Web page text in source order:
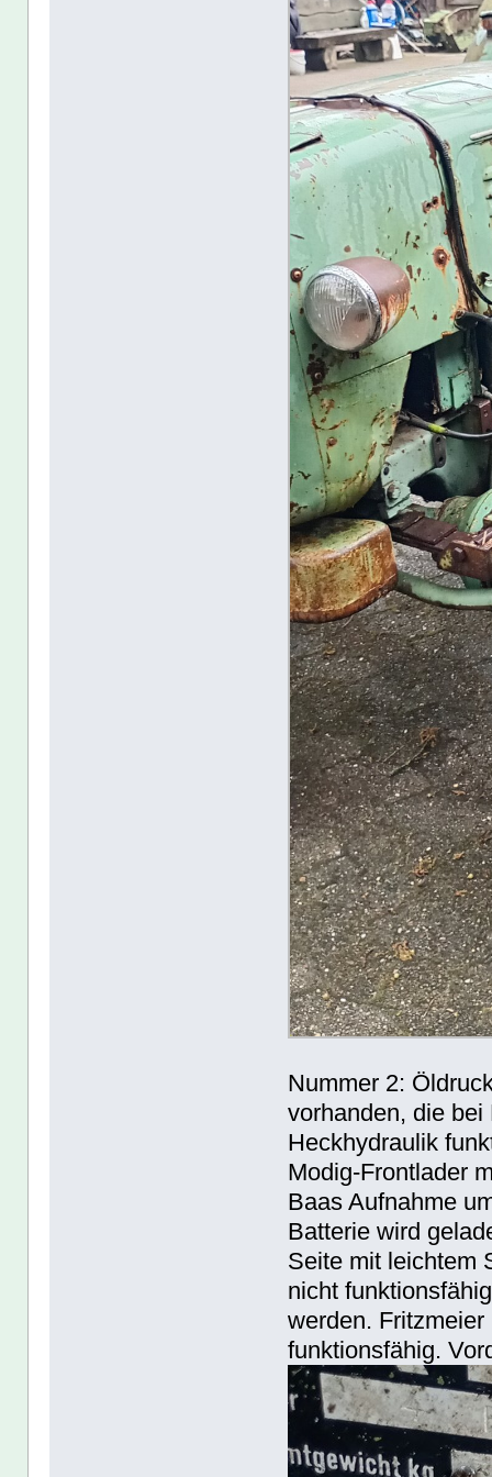
Nummer 2:
vorhanden, die
Heckhydraulik
Modig-Frontlader
Baas Aufnahme
Batterie wird
Seite mit leichtem
nicht
werden.
funktionsfähig.